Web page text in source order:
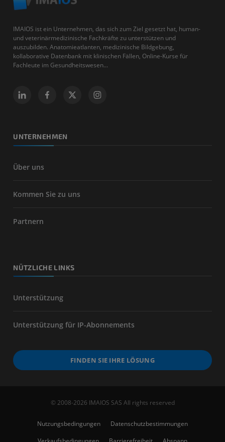
IMAIOS ist ein Unternehmen, das sich zum Ziel gesetzt hat, human-
und veterinärmedizinische Fachkräfte zu unterstützen und
auszubilden. Anatomieatlanten, medizinische Bildgebung,
kollaborative Datenbank mit klinischen Fällen, Online-Kurse für
Fachleute im Gesundheitswesen...
UNTERNEHMEN
Über uns
Kommen Sie zu uns
Partnern
NÜTZLICHE LINKS
Unterstützung
Unterstützung für IP-Abonnements
FINDEN SIE IHRE LÖSUNG
© 2008-2026 IMAIOS SAS All rights reserved
Nutzungsbedingungen
Datenschutzbestimmungen